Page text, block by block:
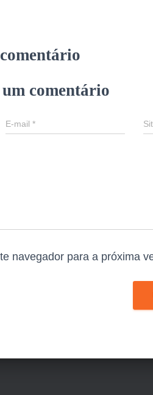
comentário
E-mail*
navegador para a próxima